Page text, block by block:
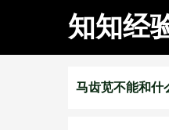
知知经
马齿苋不能和什